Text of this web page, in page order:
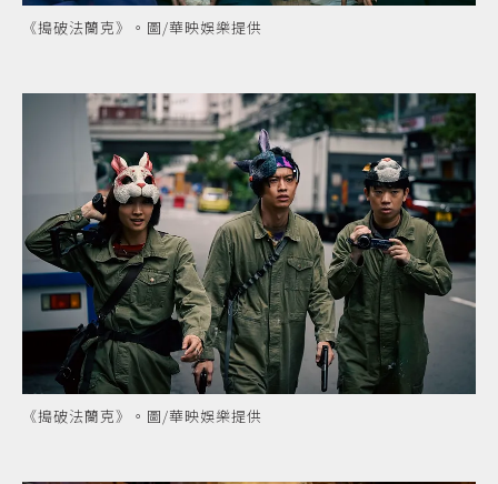
《搗破法蘭克》。圖/華映娛樂提供
《搗破法蘭克》。圖/華映娛樂提供